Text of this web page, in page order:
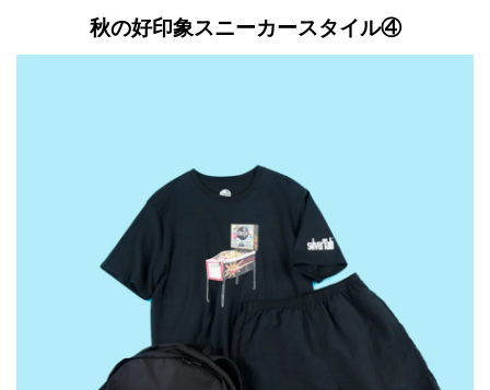
秋の好印象スニーカースタイル④